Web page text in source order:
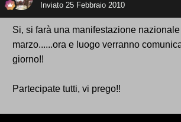
Inviato 25 Febbraio 2010
Si, si farà una manifestazione
marzo......ora e luogo verranno
giorno!!
Partecipate tutti, vi prego!!